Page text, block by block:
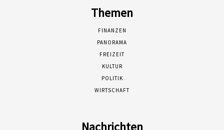
Themen
FINANZEN
PANORAMA
FREIZEIT
KULTUR
POLITIK
WIRTSCHAFT
Nachrichten